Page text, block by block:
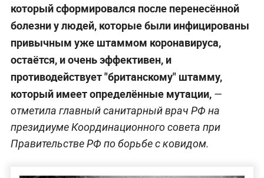
который сформировался после перенесённой
болезни у людей, которые были инфицированы
привычным уже штаммом коронавируса,
остаётся, и очень эффективен, и
противодействует "британскому" штамму,
который имеет определённые мутации, —
отметила главный санитарный врач РФ на
президиуме Координационного совета при
Правительстве РФ по борьбе с ковидом.